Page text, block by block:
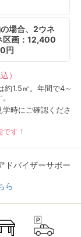
場合、2ウネ
画：12,400
円
）
約1.5㎡。年間で4～
時にご確認くださ
す！
ドバイザーサポー
ら